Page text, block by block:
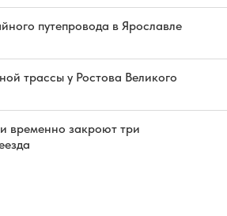
путепровода в Ярославле
трассы у Ростова Великого
временно закроют три